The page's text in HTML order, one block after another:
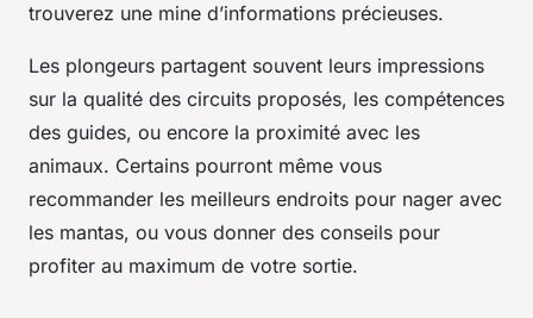
trouverez une mine d’informations précieuses.
Les plongeurs partagent souvent leurs impressions
sur la qualité des circuits proposés, les compétences
des guides, ou encore la proximité avec les
animaux. Certains pourront même vous
recommander les meilleurs endroits pour nager avec
les mantas, ou vous donner des conseils pour
profiter au maximum de votre sortie.